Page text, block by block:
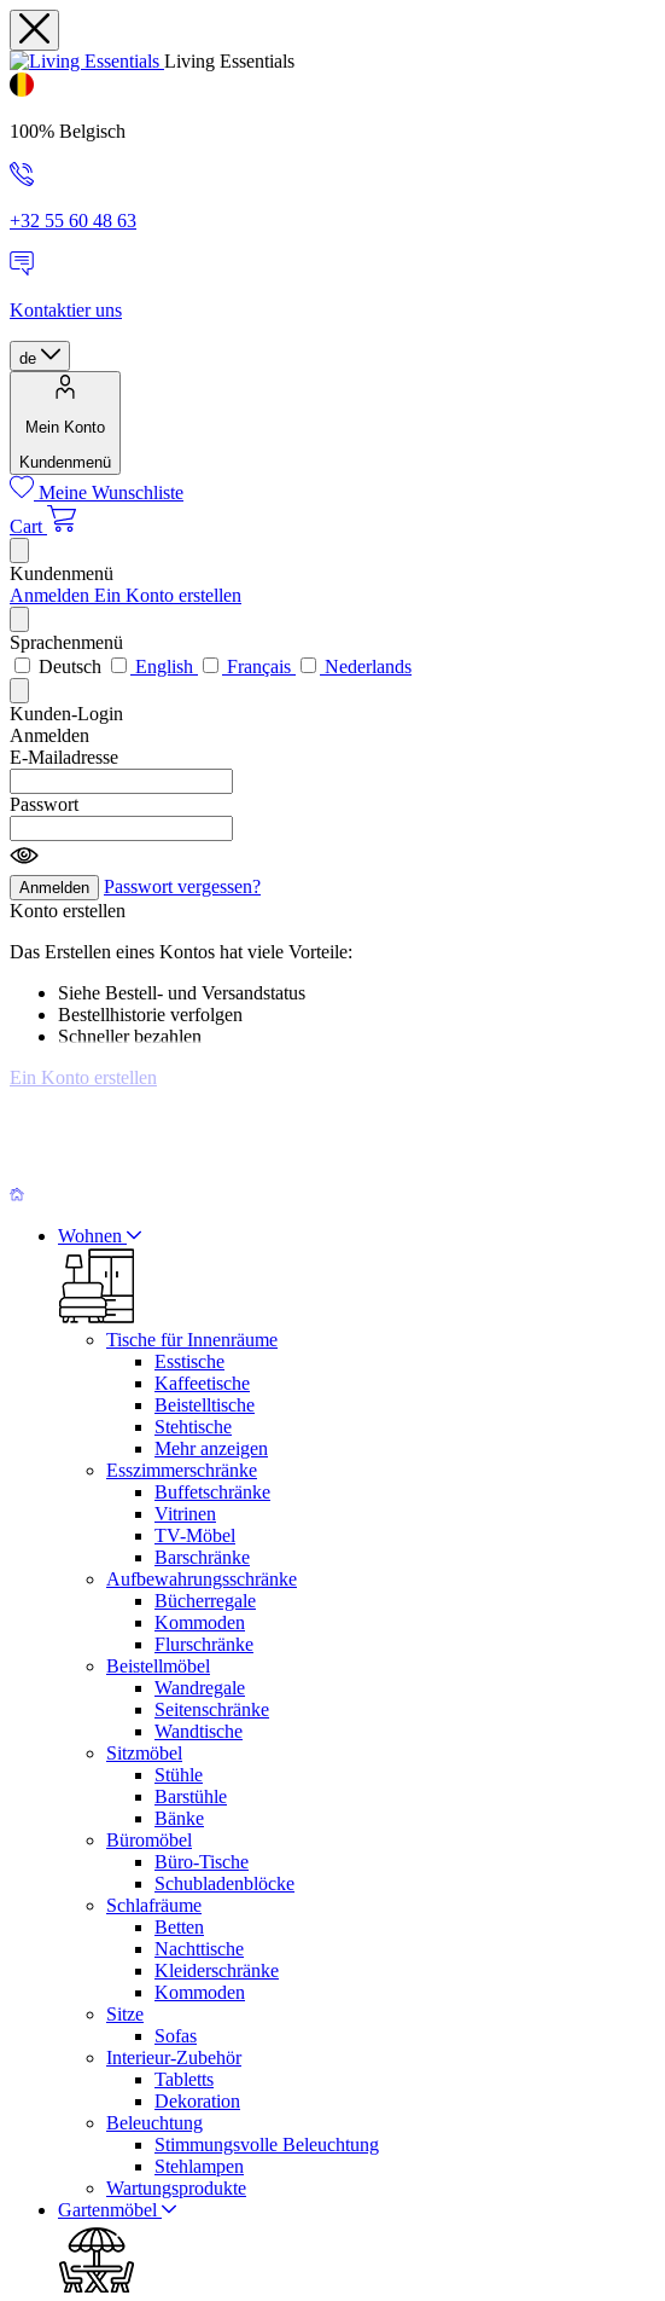
Living Essentials
100% Belgisch
+32 55 60 48 63
Kontaktier uns
de
Mein Konto
Kundenmenü
Meine Wunschliste
Cart
Kundenmenü
Anmelden Ein Konto erstellen
Sprachenmenü
Deutsch
English Français Nederlands
Kunden-Login
Anmelden
E-Mailadresse
Passwort
Anmelden
Passwort vergessen?
Konto erstellen
Das Erstellen eines Kontos hat viele Vorteile:
Siehe Bestell- und Versandstatus
Bestellhistorie verfolgen
Schneller bezahlen
Ein Konto erstellen
Wohnen
Tische für Innenräume
Esstische
Kaffeetische
Beistelltische
Stehtische
Mehr anzeigen
Esszimmerschränke
Buffetschränke
Vitrinen
TV-Möbel
Barschränke
Aufbewahrungsschränke
Bücherregale
Kommoden
Flurschränke
Beistellmöbel
Wandregale
Seitenschränke
Wandtische
Sitzmöbel
Stühle
Barstühle
Bänke
Büromöbel
Büro-Tische
Schubladenblöcke
Schlafräume
Betten
Nachttische
Kleiderschränke
Kommoden
Sitze
Sofas
Interieur-Zubehör
Tabletts
Dekoration
Beleuchtung
Stimmungsvolle Beleuchtung
Stehlampen
Wartungsprodukte
Gartenmöbel